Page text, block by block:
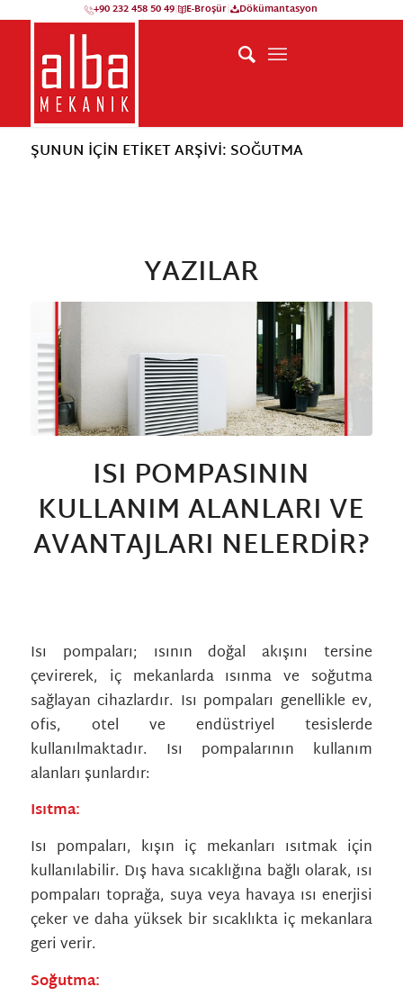
+90 232 458 50 49| E-Broşür| Dökümantasyon
ŞUNUN IÇIN ETIKET ARŞIVI: SOĞUTMA
YAZILAR
ISI POMPASININ
KULLANIM ALANLARI VE
AVANTAJLARI NELERDIR?
Isı pompaları; ısının doğal akışını tersine
çevirerek, iç mekanlarda ısınma ve soğutma
sağlayan cihazlardır. Isı pompaları genellikle ev,
ofis, otel ve endüstriyel tesislerde
kullanılmaktadır. Isı pompalarının kullanım
alanları şunlardır:
Isıtma:
Isı pompaları, kışın iç mekanları ısıtmak için
kullanılabilir. Dış hava sıcaklığına bağlı olarak, ısı
pompaları toprağa, suya veya havaya ısı enerjisi
çeker ve daha yüksek bir sıcaklıkta iç mekanlara
geri verir.
Soğutma: